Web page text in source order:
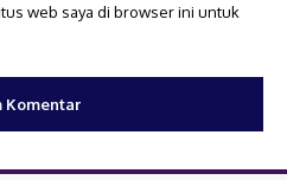
web saya di browser ini untuk